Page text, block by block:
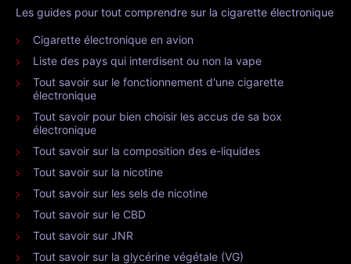
Les guides pour tout comprendre sur la cigarette électronique
Cigarette électronique en avion
Liste des pays qui interdisent ou non la vape
Tout savoir sur le fonctionnement d'une cigarette
électronique
Tout savoir pour bien choisir les accus de sa box
électronique
Tout savoir sur la composition des e-liquides
Tout savoir sur la nicotine
Tout savoir sur les sels de nicotine
Tout savoir sur le CBD
Tout savoir sur JNR
Tout savoir sur la glycérine végétale (VG)